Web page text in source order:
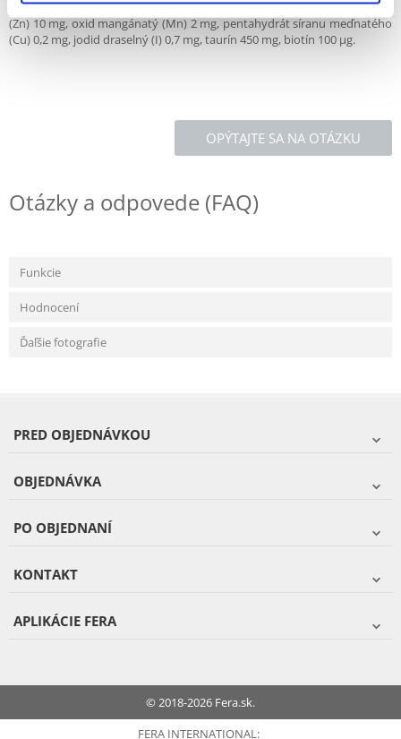
Vitamín D3 250 IU, vitamín E 100 mg, monohydrát síranu zinočnatého
(Zn) 10 mg, oxid mangánatý (Mn) 2 mg, pentahydrát síranu meďnatého
(Cu) 0,2 mg, jodid draselný (I) 0,7 mg, taurín 450 mg, biotín 100 μg.
OPÝTAJTE SA NA OTÁZKU
Otázky a odpovede (FAQ)
Funkcie
Hodnocení
Ďaľšie fotografie
PRED OBJEDNÁVKOU
OBJEDNÁVKA
PO OBJEDNANÍ
KONTAKT
APLIKÁCIE FERA
© 2018-2026 Fera.sk.
FERA INTERNATIONAL: